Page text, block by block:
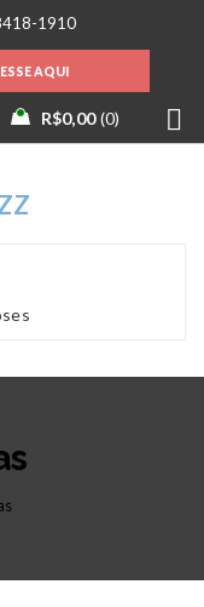
1910
AQUI
R$0,00 0